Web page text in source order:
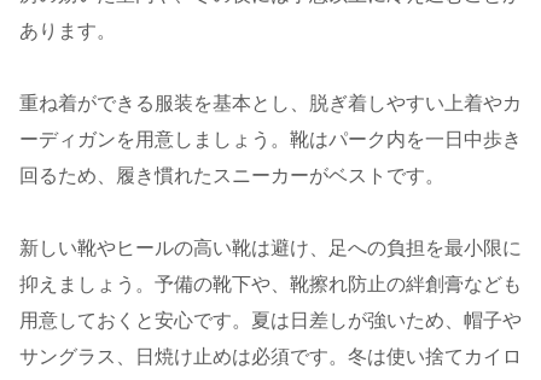
あります。
重ね着ができる服装を基本とし、脱ぎ着しやすい上着やカ
ーディガンを用意しましょう。靴はパーク内を一日中歩き
回るため、履き慣れたスニーカーがベストです。
新しい靴やヒールの高い靴は避け、足への負担を最小限に
抑えましょう。予備の靴下や、靴擦れ防止の絆創膏なども
用意しておくと安心です。夏は日差しが強いため、帽子や
サングラス、日焼け止めは必須です。冬は使い捨てカイロ